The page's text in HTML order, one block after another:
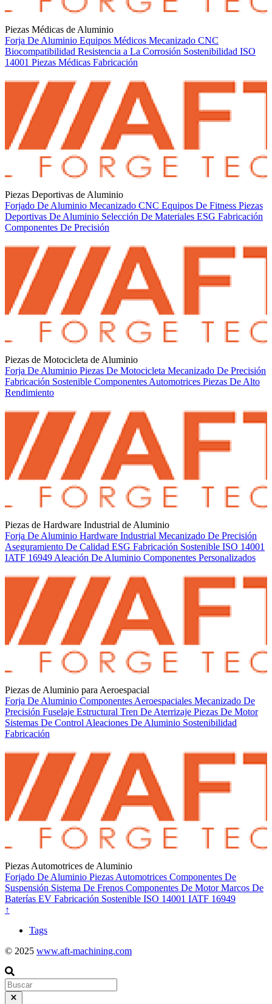
Piezas Médicas de Aluminio
Forja De Aluminio Equipos Médicos Mecanizado CNC
Biocompatibilidad Resistencia a La Corrosión Sostenibilidad ISO
14001 Piezas Médicas Fabricación
Piezas Deportivas de Aluminio
Forjado De Aluminio Mecanizado CNC Equipos De Fitness Piezas
Deportivas De Aluminio Selección De Materiales ESG Fabricación
Componentes De Precisión
Piezas de Motocicleta de Aluminio
Forja De Aluminio Piezas De Motocicleta Mecanizado De Precisión
Fabricación Sostenible Componentes Automotrices Piezas De Alto
Rendimiento
Piezas de Hardware Industrial de Aluminio
Forja De Aluminio Hardware Industrial Mecanizado De Precisión
Aseguramiento De Calidad ESG Fabricación Sostenible ISO 14001
IATF 16949 Aleación De Aluminio Componentes Personalizados
Piezas de Aluminio para Aeroespacial
Forja De Aluminio Componentes Aeroespaciales Mecanizado De
Precisión Fuselaje Estructural Tren De Aterrizaje Piezas De Motor
Sistemas De Control Aleaciones De Aluminio Sostenibilidad
Fabricación
Piezas Automotrices de Aluminio
Forjado De Aluminio Piezas Automotrices Componentes De
Suspensión Sistema De Frenos Componentes De MotorMarcos De
Baterías EV Fabricación Sostenible ISO 14001 IATF 16949
↑
Tags
© 2025 www.aft-machining.com